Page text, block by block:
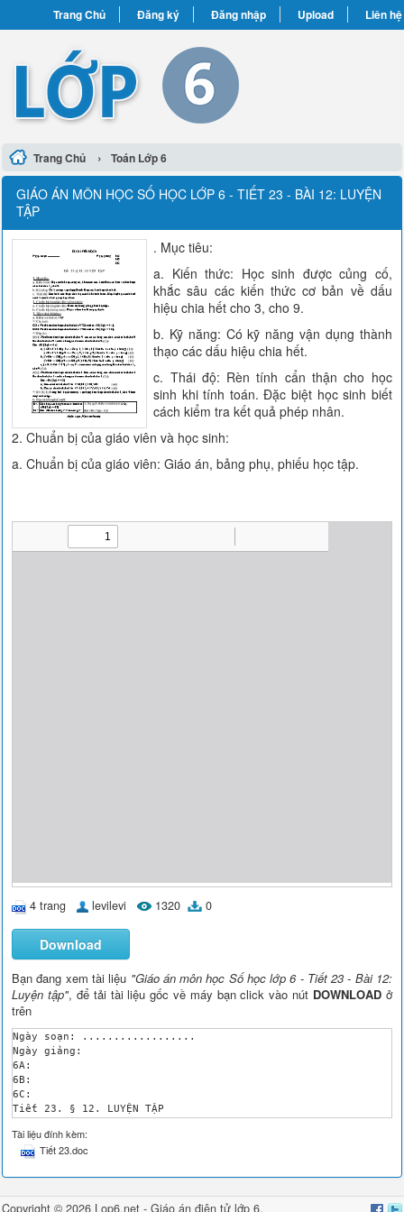
Trang Chủ Đăng ký Đăng nhập Upload Liên hệ
Trang Chủ › Toán Lớp 6
GIÁO ÁN MÔN HỌC SỐ HỌC LỚP 6 - TIẾT 23 - BÀI 12: LUYỆN
TẬP
. Mục tiêu:
a. Kiến thức: Học sinh được củng cố,
khắc sâu các kiến thức cơ bản về dấu
hiệu chia hết cho 3, cho 9.
b. Kỹ năng: Có kỹ năng vận dụng thành
thạo các dấu hiệu chia hết.
c. Thái độ: Rèn tính cẩn thận cho học
sinh khi tính toán. Đặc biệt học sinh biết
cách kiểm tra kết quả phép nhân.
2. Chuẩn bị của giáo viên và học sinh:
a. Chuẩn bị của giáo viên: Giáo án, bảng phụ, phiếu học tập.
4 trang levilevi 1320 0
Download
Bạn đang xem tài liệu "Giáo án môn học Số học lớp 6 - Tiết 23 - Bài 12:
Luyện tập", để tải tài liệu gốc về máy bạn click vào nút DOWNLOADở
trên
Ngày soạn: ..................
Ngày giảng:
6A:
6B:
6C:
Tiết 23. § 12. LUYỆN TẬP
1. Mục tiêu:
a. Kiến thức: Học sinh được củng cố, khắc sâu các kiến thức
b. Kỹ năng: Có kỹ năng vận dụng thành thạo các dấu hiệu chia
2. Chuẩn bị của giáo viên và học sinh:
a. Chuẩn bị của giáo viên: Giáo án, bảng phụ, phiếu học tập.
b. Chuẩn bị của học sinh: Học và làm bài theo quy định.
Tài liệu đính kèm:
Tiết 23.doc
Copyright © 2026 Lop6.net -Giáo án điện tử lớp 6,